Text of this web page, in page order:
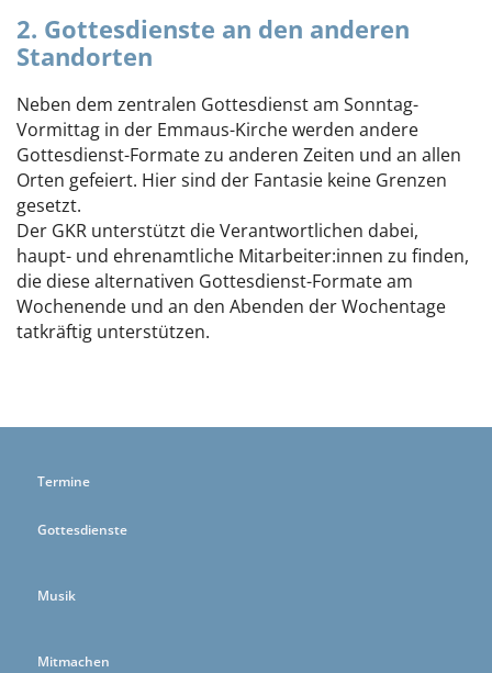
2. Gottesdienste an den anderen
Standorten
Neben dem zentralen Gottesdienst am Sonntag-
Vormittag in der Emmaus-Kirche werden andere
Gottesdienst-Formate zu anderen Zeiten und an allen
Orten gefeiert. Hier sind der Fantasie keine Grenzen
gesetzt.
Der GKR unterstützt die Verantwortlichen dabei,
haupt- und ehrenamtliche Mitarbeiter:innen zu finden,
die diese alternativen Gottesdienst-Formate am
Wochenende und an den Abenden der Wochentage
tatkräftig unterstützen.
Termine
Gottesdienste
Musik
Mitmachen